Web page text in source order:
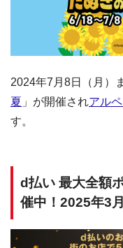
2024年7月8日（月）
夏 」が開催されアル
す。
d払い 最大全額
催中！2025年3